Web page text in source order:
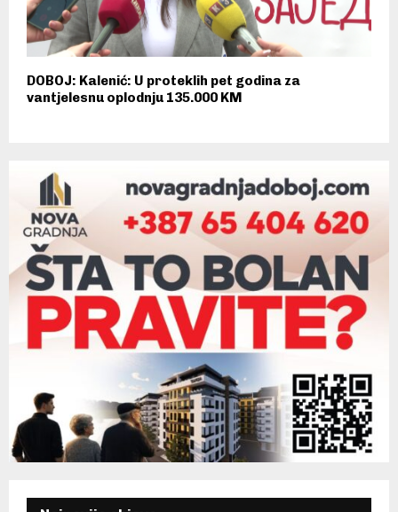
DOBOJ: Kalenić: U proteklih pet godina za
vantjelesnu oplodnju 135.000 KM